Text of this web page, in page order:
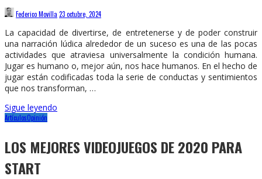
Federico Movilla 23 octubre, 2024
La capacidad de divertirse, de entretenerse y de poder construir
una narración lúdica alrededor de un suceso es una de las pocas
actividades que atraviesa universalmente la condición humana.
Jugar es humano o, mejor aún, nos hace humanos. En el hecho de
jugar están codificadas toda la serie de conductas y sentimientos
que nos transforman, …
Sigue leyendo
ArtículosOpinión
LOS MEJORES VIDEOJUEGOS DE 2020 PARA
START